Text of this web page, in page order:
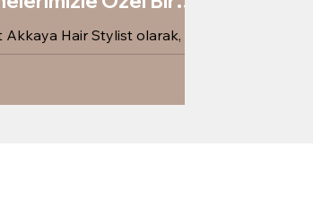
Akkaya Hair Stylist olarak,
Derneği işbirliğiyle otizmli